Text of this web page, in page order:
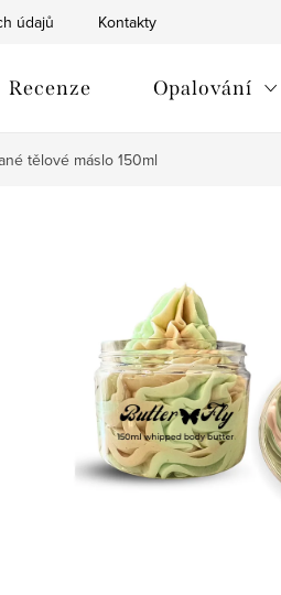
údajů Kontakty
Recenze Opalování
tělové máslo 150ml